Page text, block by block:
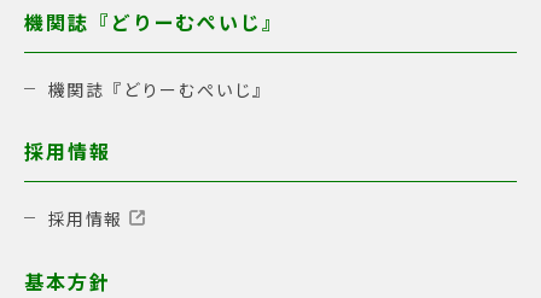
機関誌『どりーむぺいじ』
機関誌『どりーむぺいじ』
採用情報
採用情報
基本方針